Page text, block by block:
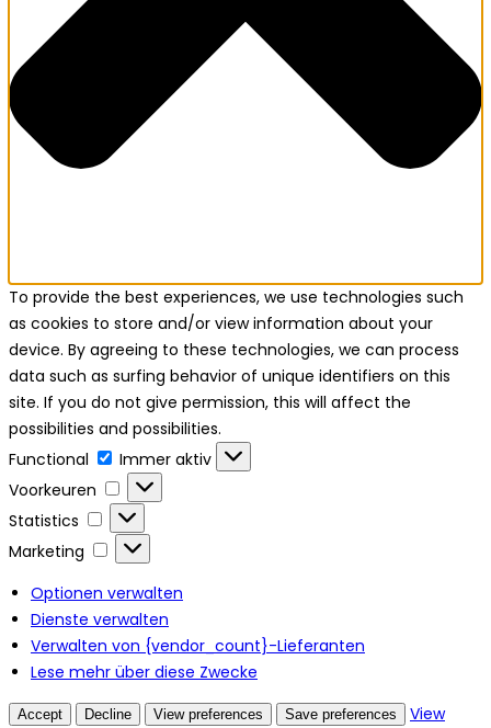
To provide the best experiences, we use technologies such
as cookies to store and/or view information about your
device. By agreeing to these technologies, we can process
data such as surfing behavior of unique identifiers on this
site. If you do not give permission, this will affect the
possibilities and possibilities.
Functional
Functional
Immer aktiv
Voorkeuren
Voorkeuren
Statistics
Statistics
Marketing
Marketing
Optionen verwalten
Dienste verwalten
Verwalten von {vendor_count}-Lieferanten
Lese mehr über diese Zwecke
Accept Decline View preferences Save preferences
View